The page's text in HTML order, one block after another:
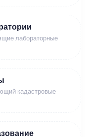
лабораторные
кадастровые